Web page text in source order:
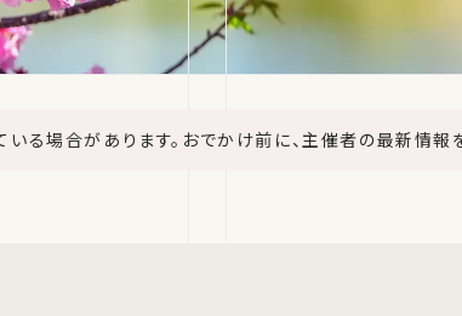
いる場合があります。おでかけ前に、主催者の最新情報